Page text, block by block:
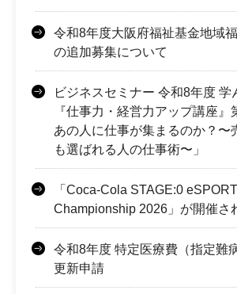
令和8年度大阪府福祉基金地域
の追加募集について
ビジネスセミナー 令和8年度 学
『仕事力・経営力アップ講座』
あの人に仕事が集まるのか？〜
も選ばれる人の仕事術〜」
「Coca-Cola STAGE:0
Championship 2026」が開催さ
令和8年度 特定医療費（指定難
更新申請